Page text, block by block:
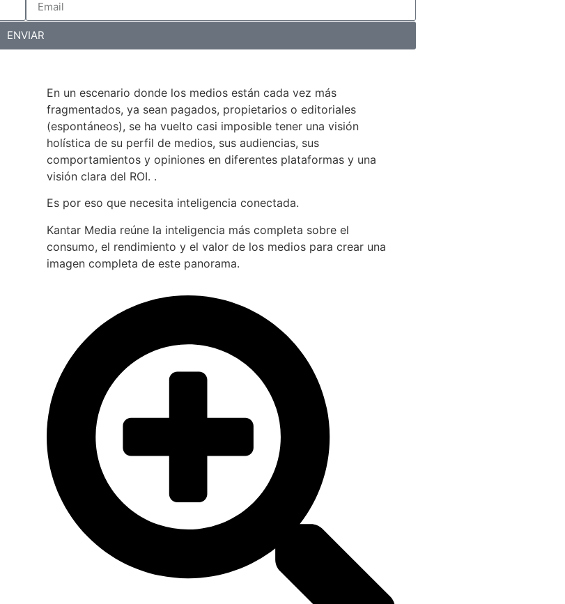
ENVIAR
En un escenario donde los medios están cada vez más
fragmentados, ya sean pagados, propietarios o editoriales
(espontáneos), se ha vuelto casi imposible tener una visión
holística de su perfil de medios, sus audiencias, sus
comportamientos y opiniones en diferentes plataformas y una
visión clara del ROI. .
Es por eso que necesita inteligencia conectada.
Kantar Media reúne la inteligencia más completa sobre el
consumo, el rendimiento y el valor de los medios para crear una
imagen completa de este panorama.